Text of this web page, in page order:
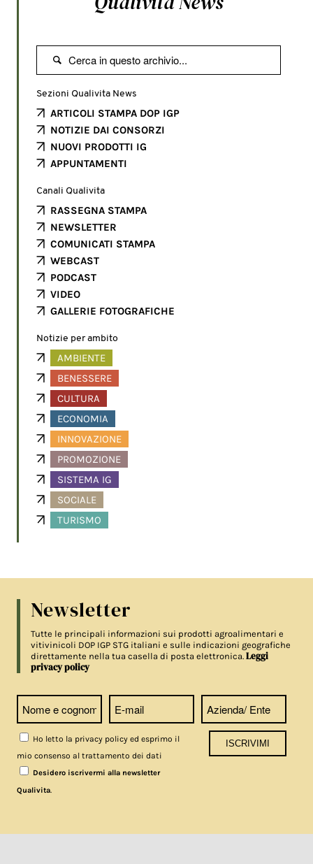

Sezioni Qualivita News
ARTICOLI STAMPA DOP IGP
NOTIZIE DAI CONSORZI
NUOVI PRODOTTI IG
APPUNTAMENTI
Canali Qualivita
RASSEGNA STAMPA
NEWSLETTER
COMUNICATI STAMPA
WEBCAST
PODCAST
VIDEO
GALLERIE FOTOGRAFICHE
Notizie per ambito
AMBIENTE
BENESSERE
CULTURA
ECONOMIA
INNOVAZIONE
PROMOZIONE
SISTEMA IG
SOCIALE
TURISMO
Newsletter
Tutte le principali informazioni sui prodotti agroalimentari e
vitivinicoli DOP IGP STG italiani e sulle indicazioni geografiche
direttamente nella tua casella di posta elettronica.Leggi
privacy policy
Ho letto la privacy policy ed esprimo il
mio consenso al trattamento dei dati
Desidero iscrivermi alla newsletter
Qualivita